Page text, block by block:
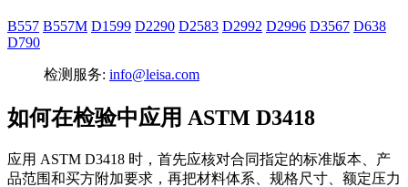
B557 B557M D1599 D2290 D2583 D2992 D2996 D3567 D638
D790
检测服务: info@leisa.com
如何在检验中应用 ASTM D3418
应用 ASTM D3418 时，首先应核对合同指定的标准版本、产
品范围和买方附加要求，再把材料体系、规格尺寸、额定压力